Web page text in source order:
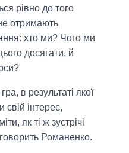
рівно до того
отримають
хто ми? Чого ми
досягати, й
в результаті якої
інтерес,
як ті ж зустрічі
Романенко.